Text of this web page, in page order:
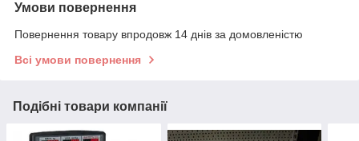
Умови повернення
Повернення товару впродовж 14 днів за домовленістю
Всі умови повернення
Подібні товари компанії